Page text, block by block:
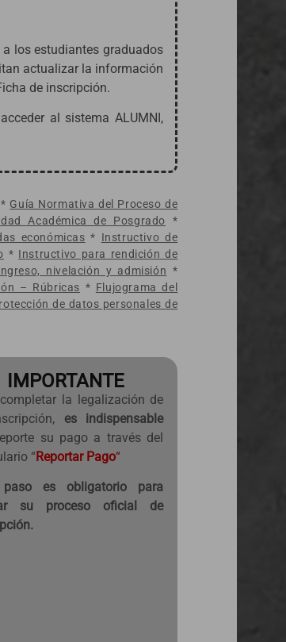
los estudiantes graduados
actualizar la información
de inscripción.
al sistema ALUMNI,
* Guía Normativa del Proceso de
Académica de Posgrado *
económicas * Instructivo de
* Instructivo para rendición de
nivelación y admisión *
– Rúbricas * Flujograma del
de datos personales de
IMPORTANTE
la legalización de
es indispensable
su pago a través del
“Reportar Pago“
paso es obligatorio para
su proceso oficial de